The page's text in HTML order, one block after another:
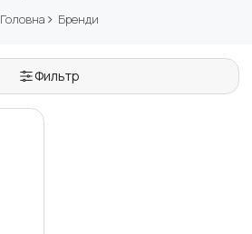
Головна Бренди
Фильтр